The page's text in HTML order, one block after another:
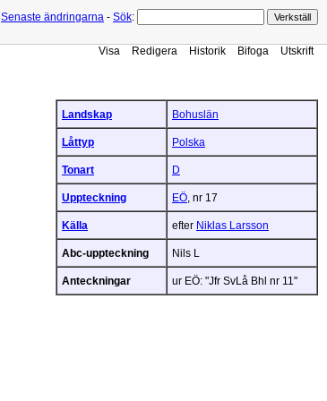
Senaste ändringarna - Sök:
Visa Redigera Historik Bifoga Utskrift
Landskap Bohuslän
Låttyp Polska
Tonart D
Uppteckning EÖ , nr 17
Källa efter Niklas Larsson
Abc-uppteckning Nils L
Anteckningar ur EÖ: "Jfr SvLå Bhl nr 11"